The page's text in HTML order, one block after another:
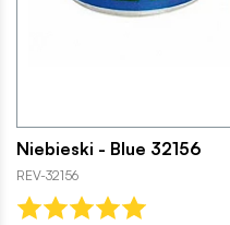
Niebieski - Blue 32156
REV-32156